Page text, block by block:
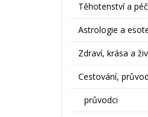
Těhotenství a
Astrologie a
Zdraví, krása a
Cestování,
průvodci